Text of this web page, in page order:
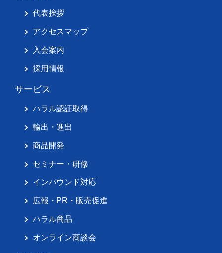
代表挨拶
アクセスマップ
入会案内
採用情報
サービス
ハラル認証取得
輸出・進出
商品開発
セミナー・研修
インバウンド対応
広報・PR・販売促進
ハラル商品
オンライン商談会